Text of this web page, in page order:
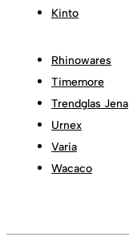
Kinto
Rhinowares
Timemore
Trendglas Jena
Urnex
Varia
Wacaco